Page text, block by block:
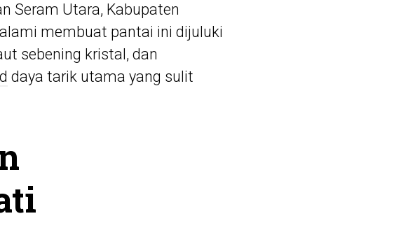
Seram Utara, Kabupaten
membuat pantai ini dijuluki
sebening kristal, dan
daya tarik utama yang sulit